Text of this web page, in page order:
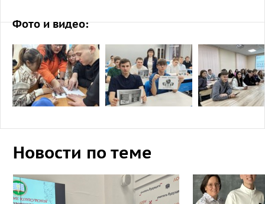
Фото и видео:
Новости по теме